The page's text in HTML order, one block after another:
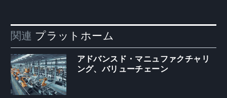
関連 プラットホーム
アドバンスド・マニュファクチャリ
ング、バリューチェーン